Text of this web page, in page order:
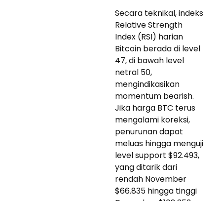
Secara teknikal, indeks
Relative Strength
Index (RSI) harian
Bitcoin berada di level
47, di bawah level
netral 50,
mengindikasikan
momentum bearish.
Jika harga BTC terus
mengalami koreksi,
penurunan dapat
meluas hingga menguji
level support $92.493,
yang ditarik dari
rendah November
$66.835 hingga tinggi